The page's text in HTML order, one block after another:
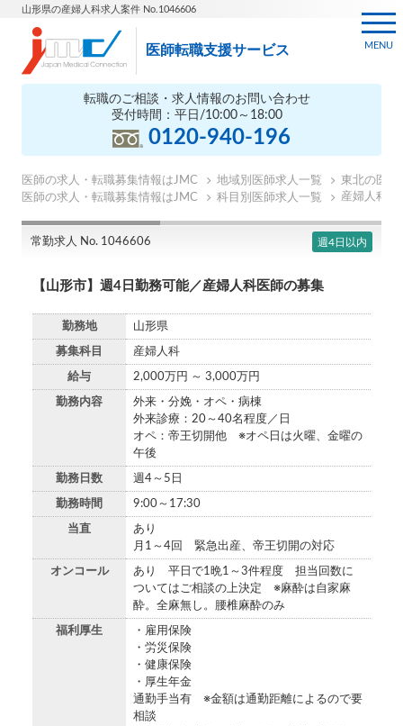
山形県の産婦人科求人案件 No.1046606
医師転職支援サービス
転職のご相談・求人情報のお問い合わせ
受付時間：平日/10:00～18:00
0120-940-196
MENU
医師の求人・転職募集情報はJMC 地域別医師求人一覧
東北の医師
医師の求人・転職募集情報はJMC
科目別医師求人一覧 産婦人科の
常勤求人 No. 1046606 週4日以内
【山形市】週4日勤務可能／産婦人科医師の募集
勤務地 山形県
募集科目 産婦人科
給与 2,000万円 ～ 3,000万円
勤務内容
外来・分娩・オペ・病棟
外来診療：20～40名程度／日
オペ：帝王切開他 ※オペ日は火曜、金曜の
午後
勤務日数 週4～5日
勤務時間 9:00～17:30
当直
あり
月1～4回 緊急出産、帝王切開の対応
オンコール
あり 平日で1晩1～3件程度 担当回数に
ついてはご相談の上決定 ※麻酔は自家麻
酔。全麻無し。腰椎麻酔のみ
福利厚生
・雇用保険
・労災保険
・健康保険
・厚生年金
通勤手当有 ※金額は通勤距離によるので要
相談